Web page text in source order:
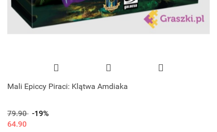
Mali Epiccy Piraci: Klątwa Amdiaka
79.90 -19%
64.90